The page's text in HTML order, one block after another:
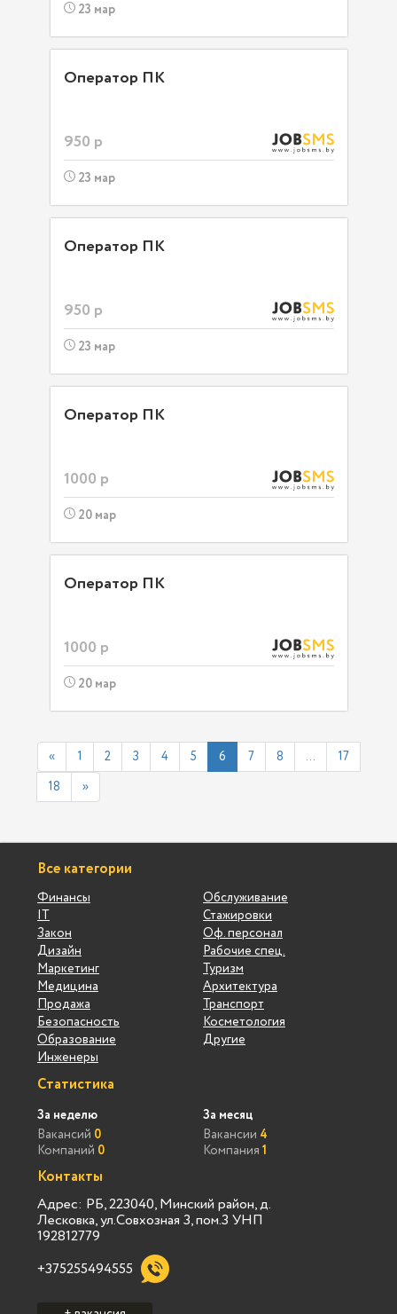
23 мар
Оператор ПК
950 р
23 мар
Оператор ПК
950 р
23 мар
Оператор ПК
1000 р
20 мар
Оператор ПК
1000 р
20 мар
« 1 2 3 4 5 6 7 8 ... 17
18 »
Все категории
Финансы
IT
Закон
Дизайн
Маркетинг
Медицина
Продажа
Безопасность
Образование
Инженеры
Обслуживание
Стажировки
Оф. персонал
Рабочие спец.
Туризм
Архитектура
Транспорт
Косметология
Другие
Статистика
За неделю
Вакансий 0
Компаний 0
За месяц
Вакансии 4
Компания 1
Контакты
Адрес: РБ, 223040, Минский район, д.
Лесковка, ул.Совхозная 3, пом.3 УНП
192812779
+375255494555